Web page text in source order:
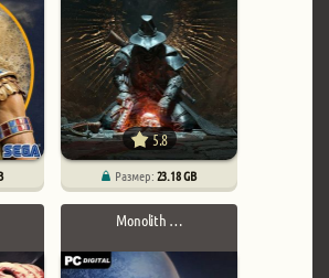
5.8
Размер:23.18 GB
Monolith …